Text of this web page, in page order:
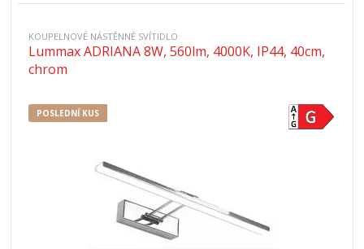
KOUPELNOVÉ NÁSTĚNNÉ SVÍTIDLO
Lummax ADRIANA 8W, 560lm, 4000K, IP44, 40cm,
chrom
POSLEDNÍ KUS